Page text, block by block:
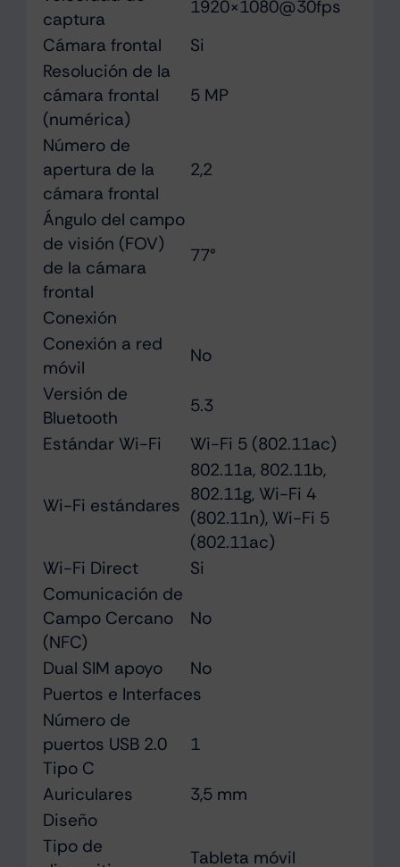
captura
1920×1080@30fps
Cámara frontal
Si
Resolución de la
cámara frontal
(numérica)
5 MP
Número de
apertura de la
cámara frontal
2,2
Ángulo del campo
de visión (FOV)
de la cámara
frontal
77°
Conexión
Conexión a red
móvil
No
Versión de
Bluetooth
5.3
Estándar Wi-Fi
Wi-Fi 5 (802.11ac)
Wi-Fi estándares
802.11a, 802.11b,
802.11g, Wi-Fi 4
(802.11n), Wi-Fi 5
(802.11ac)
Wi-Fi Direct
Si
Comunicación de
Campo Cercano
(NFC)
No
Dual SIM apoyo
No
Puertos e Interfaces
Número de
puertos USB 2.0
Tipo C
1
Auriculares
3,5 mm
Diseño
Tipo de
Tableta móvil